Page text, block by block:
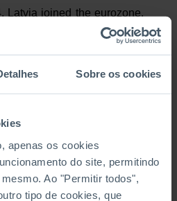
Sobre os cookies
apenas os cookies
do site, permitindo
Ao "Permitir todos",
tipo de cookies, que
Latvia joined the eurozone.
18 Member States, which
around almost 2/3 (63%)
currency.
and each of the euro area
.
FUNDAÇÃO FRANCISCO MANUEL DOS